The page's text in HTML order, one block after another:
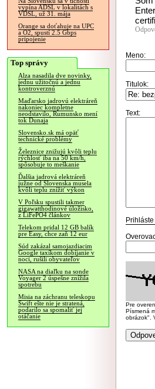
vypína ADSL v lokalitách s
VDSL, už 31. mája
Orange sa doťahuje na UPC
a O2, spustí 2.5 Gbps
pripojenie
Top správy
Alza nasadila dve novinky,
jednu užitočnú a jednu
kontroverznú
Maďarsko jadrovú elektráreň
nakoniec kompletne
neodstavilo, Rumunsko mení
tok Dunaja
Slovensko.sk má opäť
technické problémy
Železnice znižujú kvôli teplu
rýchlosť iba na 50 km/h,
spôsobuje to meškanie
Ďalšia jadrová elektráreň
južne od Slovenska musela
kvôli teplu znížiť výkon
V Poľsku spustili takmer
gigawatthodinové úložisko,
z LiFePO4 článkov
Telekom pridal 12 GB balík
pre Easy, chce zaň 12 eur
Súd zakázal samojazdiacim
Google taxíkom dobíjanie v
noci, rušili obyvateľov
NASA na diaľku na sonde
Voyager 2 úspešne znížila
spotrebu
Misia na záchranu teleskopu
Swift ešte nie je stratená,
podarilo sa spomaliť jej
otáčanie
Meno:
Titulok:
Text:
Pre
Písmená
obrázok".